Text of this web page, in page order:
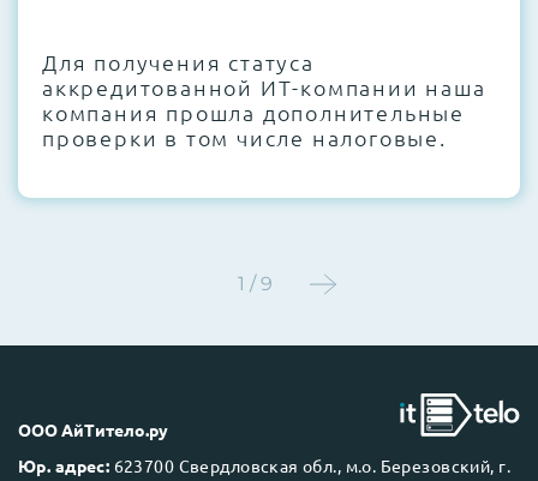
Этап 4:Стресс-тестирование под 100%
нагрузкой в течение 72 часов для
проверки стабильности всех подсистем
Для получения статуса
аккредитованной ИТ-компании наша
компания прошла дополнительные
проверки в том числе налоговые.
1 / 9
ООО АйТитело.ру
Юр. адрес: 623700 Свердловская обл., м.о. Березовский, г.